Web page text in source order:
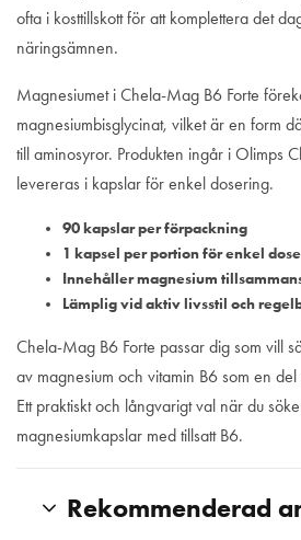
ofta i kosttillskott för att komplettera det
näringsämnen.
Magnesiumet i Chela-Mag B6 Forte
magnesiumbisglycinat, vilket är en form
till aminosyror. Produkten ingår i Olimps
levereras i kapslar för enkel dosering.
90 kapslar per förpackning
1 kapsel per portion för enkel
Innehåller magnesium
Lämplig vid aktiv livsstil och
Chela-Mag B6 Forte passar dig som vill
av magnesium och vitamin B6 som en
Ett praktiskt och långvarigt val när du
magnesiumkapslar med tillsatt B6.
Rekommenderad